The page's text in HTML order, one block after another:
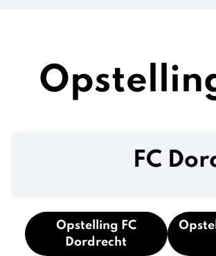
FC
Opstelling FC
Dordrecht